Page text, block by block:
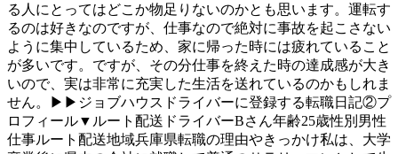
る人にとってはどこか物足りないのかとも思います。運転す
るのは好きなのですが、仕事なので絶対に事故を起こさない
ように集中しているため、家に帰った時には疲れていること
が多いです。ですが、その分仕事を終えた時の達成感が大き
いので、実は非常に充実した生活を送れているのかもしれま
せん。▶▶ジョブハウスドライバーに登録する転職日記②プ
ロフィール▼ルート配送ドライバーBさん年齢25歳性別男性
仕事ルート配送地域兵庫県転職の理由やきっかけ私は、大学